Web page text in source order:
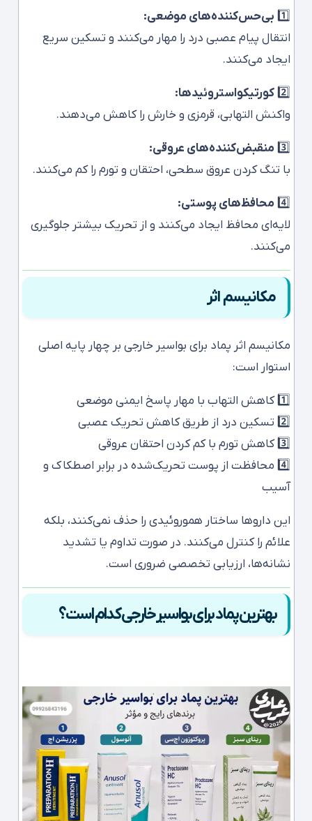
1️⃣ بی‌حس‌کننده‌های موضعی:
انتقال پیام عصبی درد را مهار می‌کنند و تسکین سریع
ایجاد می‌کنند.
2️⃣ کورتیکواستروئیدها:
واکنش التهابی، قرمزی و خارش را کاهش می‌دهند.
3️⃣ منقبض‌کننده‌های عروقی:
با تنگ کردن عروق سطحی، احتقان و تورم را کم می‌کنند.
4️⃣ محافظ‌های پوستی:
لایه‌ای محافظ ایجاد می‌کنند و از تحریک بیشتر جلوگیری
می‌کنند.
مکانیسم اثر
مکانیسم اثر پماد برای بواسیر خارجی بر چهار پایه اصلی
استوار است:
1️⃣ کاهش التهاب با مهار پاسخ ایمنی موضعی
2️⃣ تسکین درد از طریق کاهش تحریک عصبی
3️⃣ کاهش تورم با کم کردن احتقان عروقی
4️⃣ محافظت از پوست تحریک‌شده در برابر اصطکاک و
آسیب
این داروها ساختار هموروئیدی را حذف نمی‌کنند، بلکه
علائم را کنترل می‌کنند. در صورت تداوم یا تشدید
نشانه‌ها، ارزیابی تخصصی ضروری است.
بهترین پماد برای بواسیر خارجی کدام است؟